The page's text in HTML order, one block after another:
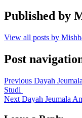
Published by
View all posts by
Post
Previous Dayah
Studi
Next Dayah Jeumala